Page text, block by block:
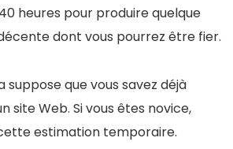
heures pour produire quelque
dont vous pourrez être fier.
suppose que vous savez déjà
site Web. Si vous êtes novice,
estimation temporaire.